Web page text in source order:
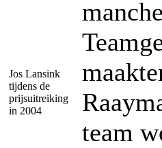
Jos Lansink
tijdens de
prijsuitreiking
in 2004
team